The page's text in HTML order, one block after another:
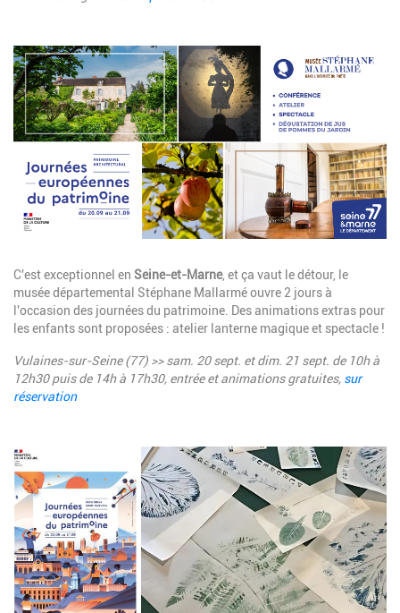
Image
Description
C'est exceptionnel en Seine-et-Marne, et ça vaut le détour, le
musée départemental Stéphane Mallarmé ouvre 2 jours à
l'occasion des journées du patrimoine. Des animations extras pour
les enfants sont proposées : atelier lanterne magique et spectacle !
Vulaines-sur-Seine (77) >> sam. 20 sept. et dim. 21 sept. de 10h à
12h30 puis de 14h à 17h30, entrée et animations gratuites, sur
réservation
Image